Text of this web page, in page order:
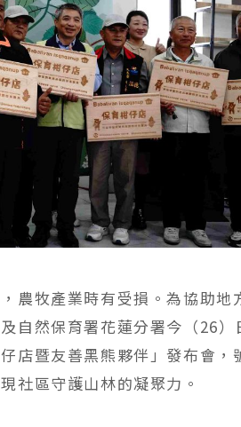
農牧產業時有受損。為協助地
自然保育署花蓮分署今（26）
店暨友善黑熊夥伴」發布會，
社區守護山林的凝聚力。